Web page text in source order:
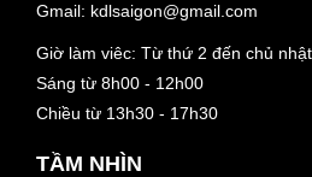
Gmail: kdlsaigon@gmail.com
Giờ làm viêc: Từ thứ 2 đến chủ
Sáng từ 8h00 - 12h00
Chiều từ 13h30 - 17h30
TẦM NHÌN